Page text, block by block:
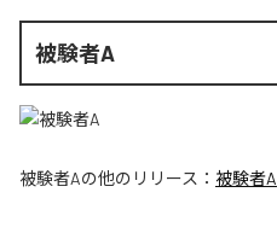
被験者A
被験者Aの他のリリース： 被験者A